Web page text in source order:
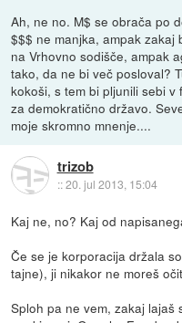
Ah, ne no. M$ se obrača po
$$$ ne manjka, ampak zakaj
na Vrhovno sodišče, ampak
tako, da ne bi več posloval?
kokoši, s tem bi pljunili sebi
za demokratično državo.
moje skromno mnenje....
trizob
::20. jul 2013, 15:04
Kaj ne, no? Kaj od
Če se je korporacija držala
tajne), ji nikakor ne moreš
Sploh pa ne vem, zakaj lajaš